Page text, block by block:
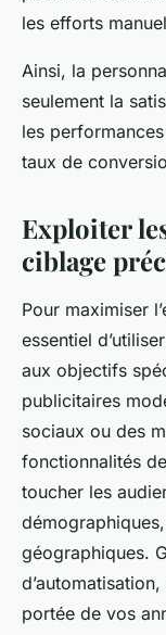
les efforts
Ainsi, la
seulement la
les
taux de
Exploiter
ciblage
Pour maximiser
essentiel
aux objectifs
publicitaires
sociaux ou des
fonctionnalités
toucher les
géographiques.
portée de vos